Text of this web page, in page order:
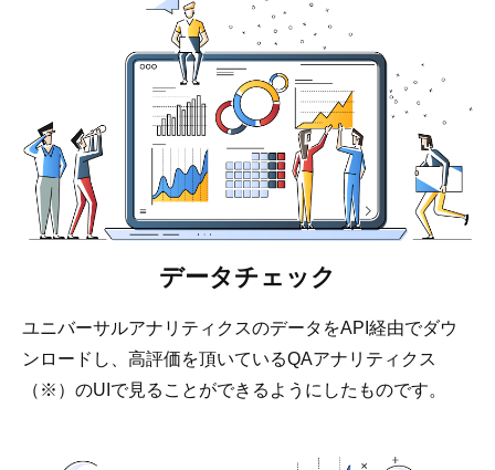
データチェック
ユニバーサルアナリティクスのデータをAPI経由でダウ
ンロードし、高評価を頂いているQAアナリティクス
（※）のUIで見ることができるようにしたものです。